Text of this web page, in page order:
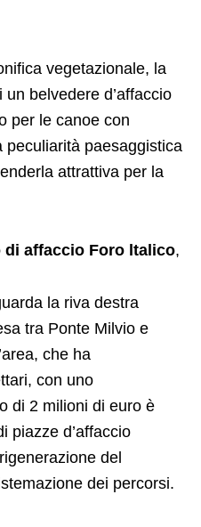
vegetazionale, la
belvedere d’affaccio
per le canoe con
peculiarità paesaggistica
attrattiva per la
di affaccio Foro ltalico,
la riva destra
tra Ponte Milvio e
che ha
con uno
di 2 milioni di euro è
piazze d’affaccio
del
dei percorsi.